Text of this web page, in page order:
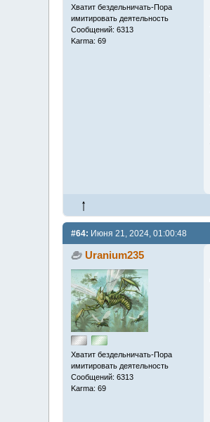
Хватит бездельничать-Пора
имитировать деятельность
Сообщений: 6313
Karma: 69
#64: Июня 21, 2024, 01:00:48
Uranium235
Хватит бездельничать-Пора
имитировать деятельность
Сообщений: 6313
Karma: 69